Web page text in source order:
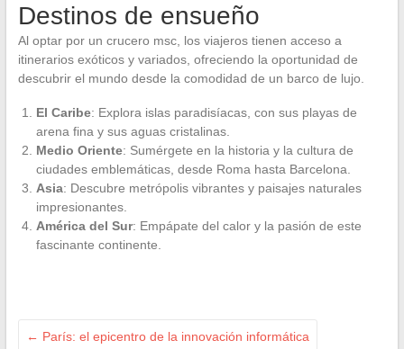
Destinos de ensueño
Al optar por un crucero msc, los viajeros tienen acceso a
itinerarios exóticos y variados, ofreciendo la oportunidad de
descubrir el mundo desde la comodidad de un barco de lujo.
El Caribe: Explora islas paradisíacas, con sus playas de
arena fina y sus aguas cristalinas.
Medio Oriente: Sumérgete en la historia y la cultura de
ciudades emblemáticas, desde Roma hasta Barcelona.
Asia: Descubre metrópolis vibrantes y paisajes naturales
impresionantes.
América del Sur: Empápate del calor y la pasión de este
fascinante continente.
← París: el epicentro de la innovación informática